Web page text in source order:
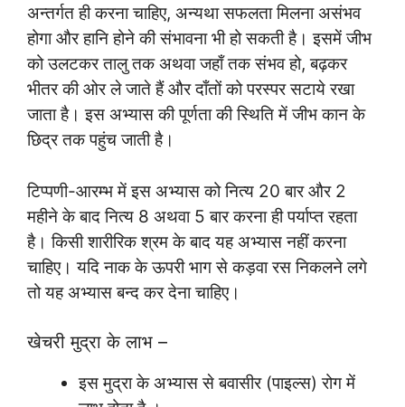
अन्तर्गत ही करना चाहिए, अन्यथा सफलता मिलना असंभव
होगा और हानि होने की संभावना भी हो सकती है। इसमें जीभ
को उलटकर तालु तक अथवा जहाँ तक संभव हो, बढ़कर
भीतर की ओर ले जाते हैं और दाँतों को परस्पर सटाये रखा
जाता है। इस अभ्यास की पूर्णता की स्थिति में जीभ कान के
छिद्र तक पहुंच जाती है।
टिप्पणी-आरम्भ में इस अभ्यास को नित्य 20 बार और 2
महीने के बाद नित्य 8 अथवा 5 बार करना ही पर्याप्त रहता
है। किसी शारीरिक श्रम के बाद यह अभ्यास नहीं करना
चाहिए। यदि नाक के ऊपरी भाग से कड़वा रस निकलने लगे
तो यह अभ्यास बन्द कर देना चाहिए।
खेचरी मुद्रा के लाभ –
इस मुद्रा के अभ्यास से बवासीर (पाइल्स) रोग में